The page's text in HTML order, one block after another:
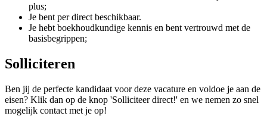
plus;
Je bent per direct beschikbaar.
Je hebt boekhoudkundige kennis en bent vertrouwd met de
basisbegrippen;
Solliciteren
Ben jij de perfecte kandidaat voor deze vacature en voldoe je aan de
eisen? Klik dan op de knop 'Solliciteer direct!' en we nemen zo snel
mogelijk contact met je op!